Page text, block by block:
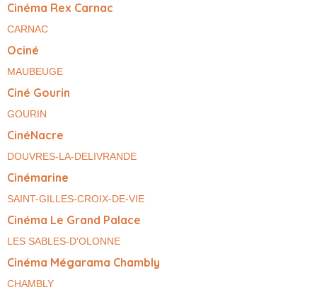
Cinéma Rex Carnac
CARNAC
Ociné
MAUBEUGE
Ciné Gourin
GOURIN
CinéNacre
DOUVRES-LA-DELIVRANDE
Cinémarine
SAINT-GILLES-CROIX-DE-VIE
Cinéma Le Grand Palace
LES SABLES-D'OLONNE
Cinéma Mégarama Chambly
CHAMBLY